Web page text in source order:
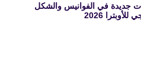
جديدة في الفوانيس والشكل
للأوبترا 2026